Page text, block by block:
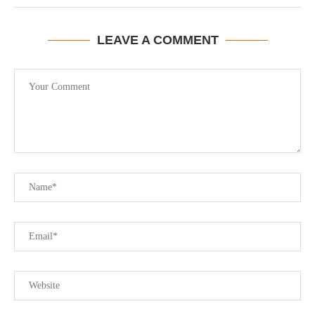
LEAVE A COMMENT